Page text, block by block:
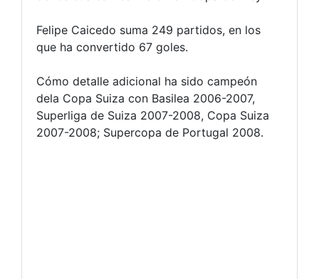
Felipe Caicedo suma 249 partidos, en los
que ha convertido 67 goles.
Cómo detalle adicional ha sido campeón
dela Copa Suiza con Basilea 2006-2007,
Superliga de Suiza 2007-2008, Copa Suiza
2007-2008; Supercopa de Portugal 2008.